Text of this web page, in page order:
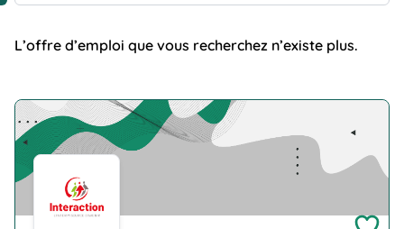
L’offre d’emploi que vous recherchez n’existe plus.
Company Logo